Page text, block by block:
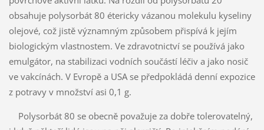
obsahuje polysorbát 80 étericky vázanou molekulu kyseliny
olejové, což jistě významným způsobem přispívá k jejím
biologickým vlastnostem. Ve zdravotnictví se používá jako
emulgátor, na stabilizaci vodních součástí léčiv a jako nosič
ve vakcínách. V Evropě a USA se předpokládá denní expozice
z potravy v množství asi 0,1 g.
Polysorbát 80 se obecně považuje za dobře tolerovatelný,